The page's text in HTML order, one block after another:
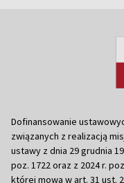
Dofinansowanie
związanych z realizacją
ustawy z dnia 29 grudnia
poz. 1722 oraz z 2024 r.
której mowa w art. 31 ust.